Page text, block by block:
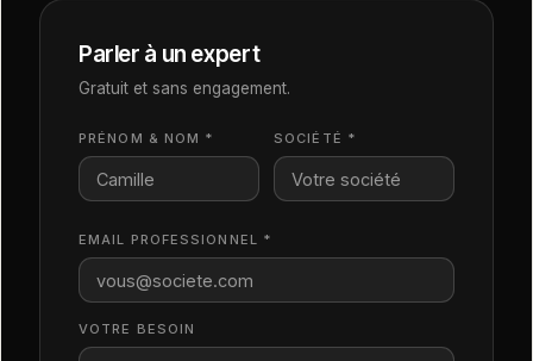
Parler à un expert
Gratuit et sans engagement.
PRÉNOM & NOM * SOCIÉTÉ *
EMAIL PROFESSIONNEL *
VOTRE BESOIN